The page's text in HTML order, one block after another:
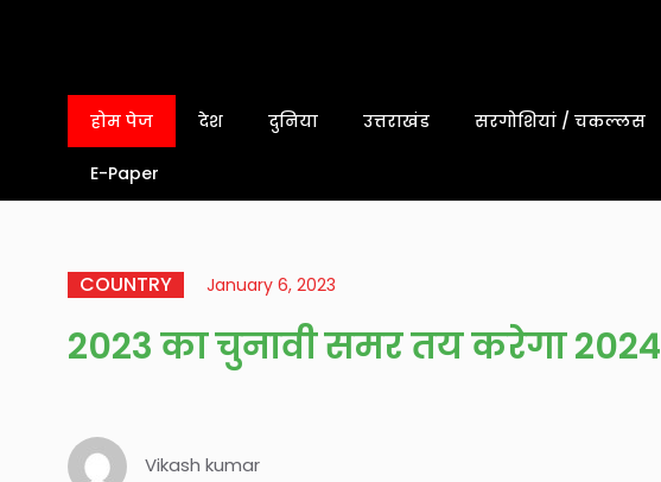
होम पेज देश दुनिया उत्तराखंड सरगोशियां / चकल्लस
E-Paper
COUNTRY January 6, 2023
2023 का चुनावी समर तय करेगा 2024
Vikash kumar